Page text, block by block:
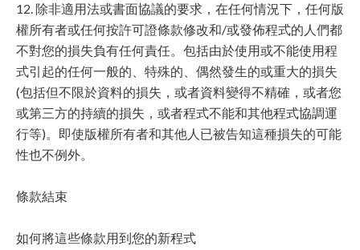
12. 除非適用法或書面協議的要求，在任何情況下，任何版
權所有者或任何按許可證條款修改和/或發佈程式的人們都
不對您的損失負有任何責任。包括由於使用或不能使用程
式引起的任何一般的、特殊的、偶然發生的或重大的損失
(包括但不限於資料的損失，或者資料變得不精確，或者您
或第三方的持續的損失，或者程式不能和其他程式協調運
行等)。即使版權所有者和其他人已被告知這種損失的可能
性也不例外。
條款結束
如何將這些條款用到您的新程式